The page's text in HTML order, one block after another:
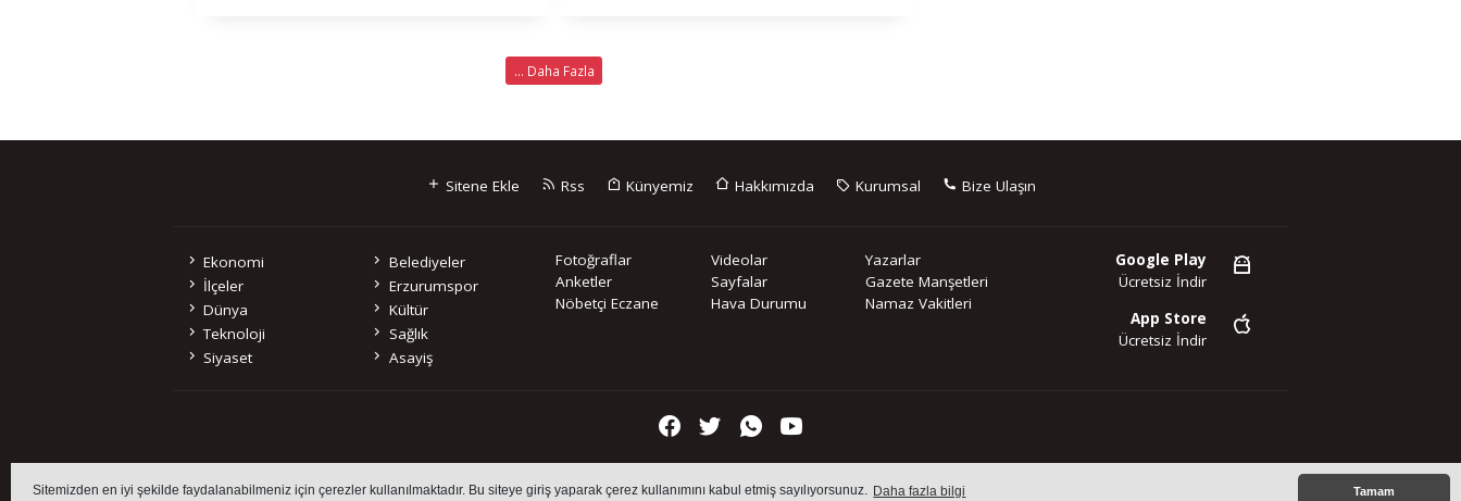
Sitemizden en iyi şekilde faydalanabilmeniz için çerezler kullanılmaktadır. Bu siteye giriş yaparak çerez kullanımını kabul etmiş sayılıyorsunuz. Daha fazla bilgi Tamam
... Daha Fazla
Sitene Ekle Rss Künyemiz Hakkımızda Kurumsal Bize Ulaşın
Ekonomi
Belediyeler
İlçeler
Erzurumspor
Dünya
Kültür
Teknoloji
Sağlık
Siyaset
Asayiş
Fotoğraflar Videolar
Yazarlar
Anketler
Sayfalar
Gazete Manşetleri
Nöbetçi Eczane
Hava Durumu Namaz Vakitleri
Google Play
Ücretsiz İndir
App Store
Ücretsiz İndir